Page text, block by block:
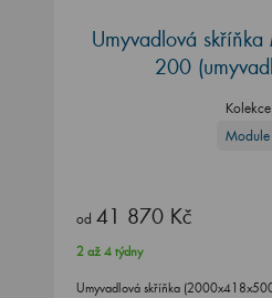
Umyvadlová
200
Kolekce
Module
od 41 870 Kč
2 až 4 týdny
Umyvadlová skříňka